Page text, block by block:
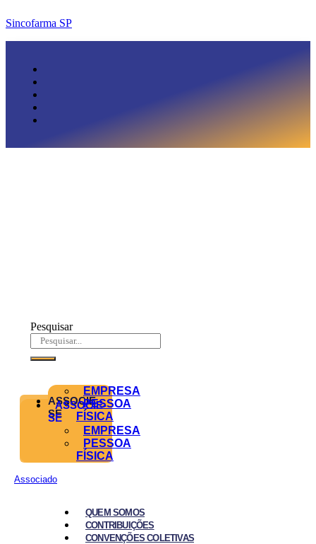
Sincofarma SP
Pesquisar
ASSOCIE-
SE
EMPRESA
PESSOA
FÍSICA
ASSOCIE-
SE
EMPRESA
PESSOA
FÍSICA
Associado
QUEM SOMOS
CONTRIBUIÇÕES
CONVENÇÕES COLETIVAS